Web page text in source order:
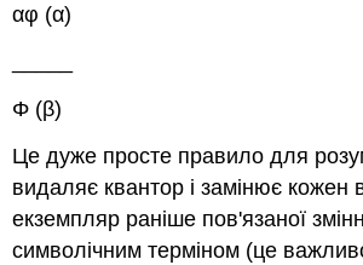
αφ (α)
Φ (β)
Це дуже просте правило для
видаляє квантор і замінює кожен
екземпляр раніше пов'язаної
символічним терміном (це